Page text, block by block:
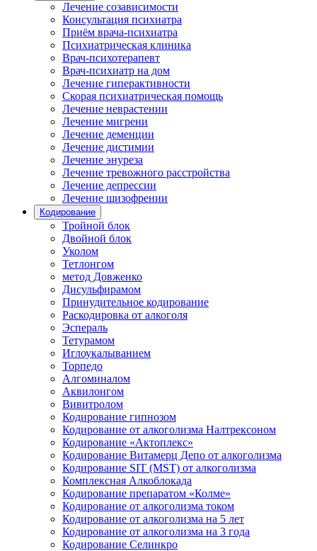
Лечение созависимости
Консультация психиатра
Приём врача-психиатра
Психиатрическая клиника
Врач-психотерапевт
Врач-психиатр на дом
Лечение гиперактивности
Скорая психиатрическая помощь
Лечение неврастении
Лечение мигрени
Лечение деменции
Лечение дистимии
Лечение энуреза
Лечение тревожного расстройства
Лечение депрессии
Лечение шизофрении
Кодирование
Тройной блок
Двойной блок
Уколом
Тетлонгом
метод Довженко
Дисульфирамом
Принудительное кодирование
Раскодировка от алкоголя
Эспераль
Тетурамом
Иглоукалыванием
Торпедо
Алгоминалом
Аквилонгом
Вивитролом
Кодирование гипнозом
Кодирование от алкоголизма Налтрексоном
Кодирование «Актоплекс»
Кодирование Витамерц Депо от алкоголизма
Кодирование SIT (MST) от алкоголизма
Комплексная Алкоблокада
Кодирование препаратом «Колме»
Кодирование от алкоголизма током
Кодирование от алкоголизма на 5 лет
Кодирование от алкоголизма на 3 года
Кодирование Селинкро